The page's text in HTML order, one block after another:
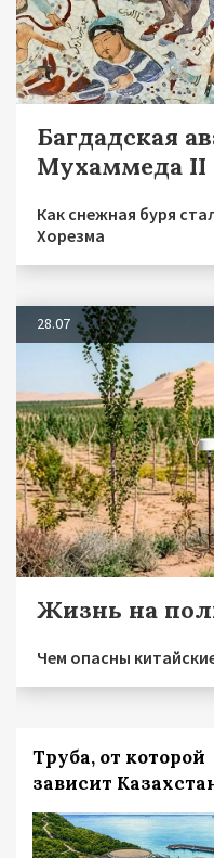
Багдадская
Мухаммеда II
Как снежная буря
Хорезма
28.07
Жизнь на
Чем опасны
Труба, от которой
зависит